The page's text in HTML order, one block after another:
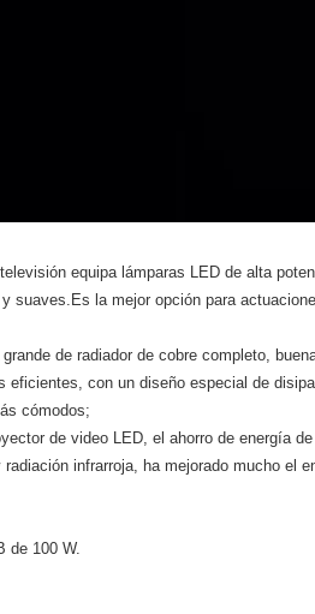
equipa lámparas LED de alta
suaves.Es la mejor opción para
de radiador de cobre completo,
eficientes, con un diseño especial de
cómodos;
de video LED, el ahorro de energía
infrarroja, ha mejorado mucho el
de 100 W.